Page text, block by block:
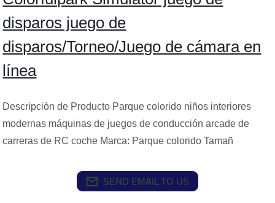
disparos juego de
disparos/Torneo/Juego de cámara en
línea
Descripción de Producto Parque colorido niños interiores
modernas máquinas de juegos de conducción arcade de
carreras de RC coche Marca: Parque colorido Tamañ
SEND EMAIL TO US